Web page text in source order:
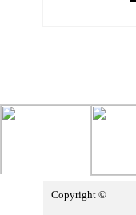
Copyright ©